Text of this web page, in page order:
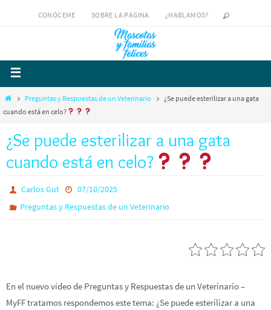
CONÓCEME SOBRE LA PÁGINA ¿HABLAMOS?
Preguntas y Respuestas de un Veterinario
¿Se puede esterilizar a una gata
cuando está en celo?
¿Se puede esterilizar a una gata
cuando está en celo?
Carlos Gut
07/10/2025
Preguntas y Respuestas de un Veterinario
En el nuevo vídeo de Preguntas y Respuestas de un Veterinario –
MyFF tratamos respondemos este tema: ¿Se puede esterilizar a una